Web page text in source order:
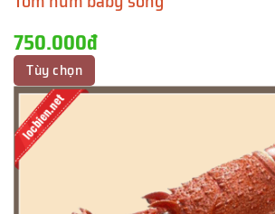
750.000đ
Tùy chọn